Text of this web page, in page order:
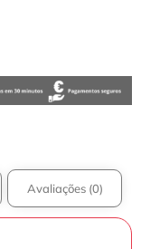
Avaliações (0)